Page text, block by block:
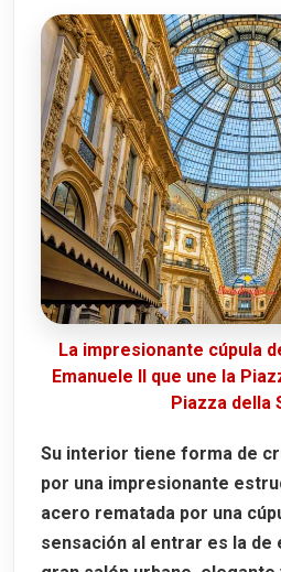
La impresionante cúpula
Emanuele II que une la
Piazza della
Su interior tiene forma de
por una impresionante
acero rematada por una
sensación al entrar es la de